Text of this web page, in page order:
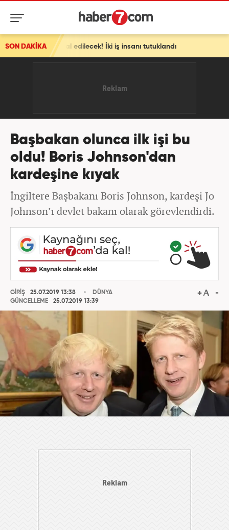
SON DAKİKA
iptal edilecek! İki iş insanı tutuklandı
Başbakan olunca ilk işi bu
oldu! Boris Johnson'dan
kardeşine kıyak
İngiltere Başbakanı Boris Johnson, kardeşi Jo
Johnson’ı devlet bakanı olarak görevlendirdi.
GİRİŞ
25.07.2019 13:38
GÜNCELLEME
25.07.2019 13:39
DÜNYA